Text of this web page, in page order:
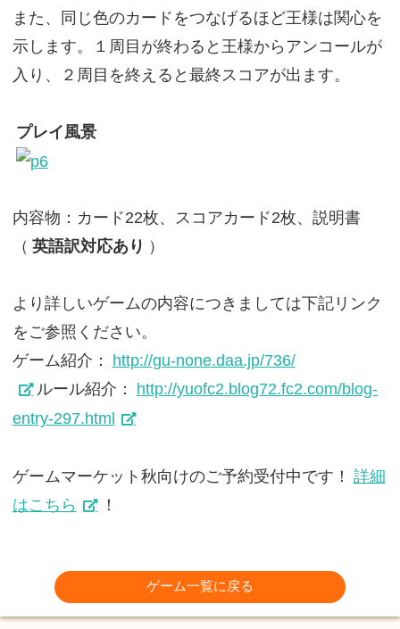
また、同じ色のカードをつなげるほど王様は関心を
示します。１周目が終わると王様からアンコールが
入り、２周目を終えると最終スコアが出ます。
プレイ風景
内容物：カード22枚、スコアカード2枚、説明書
（ 英語訳対応あり ）
より詳しいゲームの内容につきましては下記リンク
をご参照ください。
ゲーム紹介：
http://gu-none.daa.jp/736/
ルール紹介：
http://yuofc2.blog72.fc2.com/blog-
entry-297.html
ゲームマーケット秋向けのご予約受付中です！ 詳細
はこちら
！
ゲーム一覧に戻る